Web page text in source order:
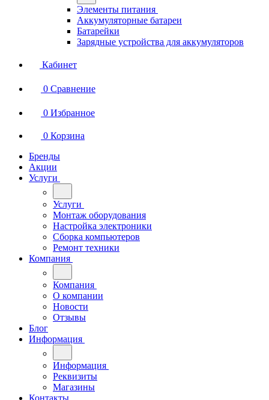
Элементы питания
Аккумуляторные батареи
Батарейки
Зарядные устройства для аккумуляторов
Кабинет
0 Сравнение
0 Избранное
0 Корзина
Бренды
Акции
Услуги
Услуги
Монтаж оборудования
Настройка электроники
Сборка компьютеров
Ремонт техники
Компания
Компания
О компании
Новости
Отзывы
Блог
Информация
Информация
Реквизиты
Магазины
Контакты